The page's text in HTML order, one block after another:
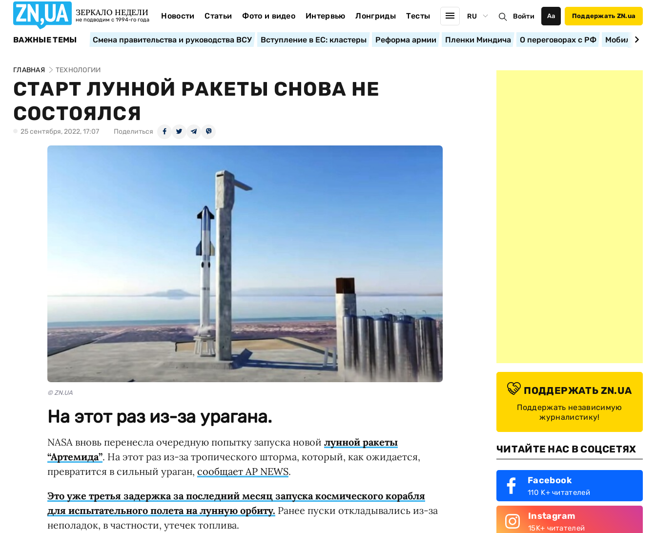
ЗЕРКАЛО НЕДЕЛИ
не подводим с 1994-го года Новости Статьи Фото и видео Интервью Лонгриды Тесты RU Войти Аа Поддержать ZN.ua
ВАЖНЫЕ ТЕМЫ Смена правительства и руководства ВСУ Вступление в ЕС: кластеры Реформа армии Пленки Миндича О переговорах с РФ
ГЛАВНАЯ ТЕХНОЛОГИИ
СТАРТ ЛУННОЙ РАКЕТЫ СНОВА НЕ
СОСТОЯЛСЯ
25 сентября, 2022, 17:07 Поделиться
© ZN.UA
На этот раз из-за урагана.
NASA вновь перенесла очередную попытку запуска новой лунной ракеты
“Артемида”. На этот раз из-за тропического шторма, который, как ожидается,
превратится в сильный ураган, сообщает AP NEWS.
Это уже третья задержка за последний месяц запуска космического корабля
для испытательного полета на лунную орбиту. Ранее пуски откладывались из-за
неполадок, в частности, утечек топлива.
ПОДДЕРЖАТЬ ZN.UA
Поддержать независимую
журналистику!
ЧИТАЙТЕ НАС В СОЦСЕТЯХ
Facebook
110 K+ читателей
Instagram
15K+ читателей